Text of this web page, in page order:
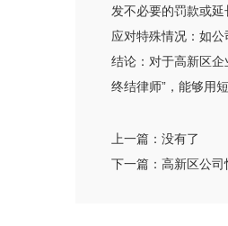
发不必要的罚款或延
应对特殊情况：如
结论：对于高新区
终结律师”，能够用
上一篇： 没有了
下一篇： 高新区公司